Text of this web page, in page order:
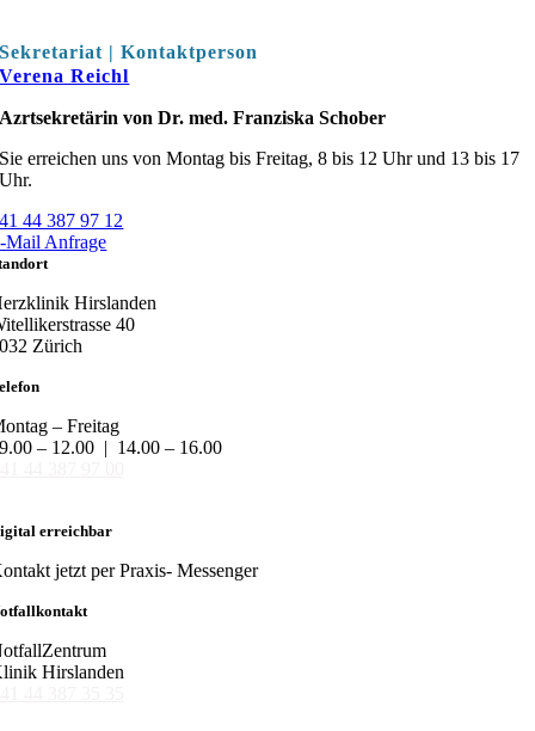
Sekretariat | Kontaktperson
Verena Reichl
Azrtsekretärin von Dr. med. Franziska Schober
Sie erreichen uns von Montag bis Freitag, 8 bis 12 Uhr und 13 bis 17
Uhr.
44 387 97 12
Mail Anfrage
Hirslanden
40
Zürich
– Freitag
– 12.00 | 14.00 – 16.00
erreichbar
jetzt per Praxis- Messenger
Hirslanden